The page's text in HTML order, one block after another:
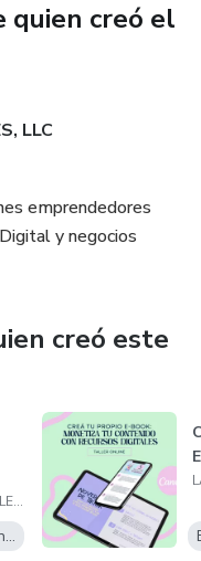
quien creó el
LLC
emprendedores
y negocios
creó este
LATINOS UNIVERSALES, LLC
Desarrollo Personal